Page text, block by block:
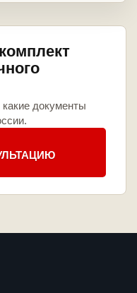
документы